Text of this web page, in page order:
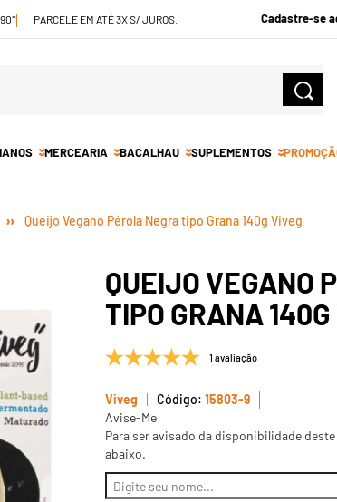
PARCELE EM ATÉ 3X S/ JUROS. Cadastre-se
MERCEARIA BACALHAU SUPLEMENTOS
Queijo Vegano Pérola Negra tipo Grana 140g Viveg
QUEIJO VEGANO
TIPO GRANA
1 avaliação
Viveg
15803-9
Avise-Me
Para ser avisado da disponibilidade
abaixo.